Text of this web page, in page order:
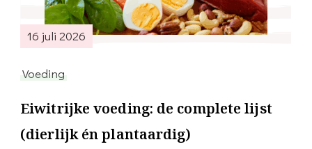
16 juli 2026
Voeding
Eiwitrijke voeding: de complete lijst
(dierlijk én plantaardig)